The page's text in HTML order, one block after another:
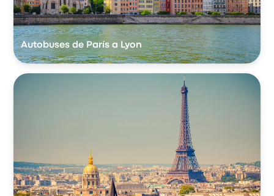
Autobuses de París a Lyon